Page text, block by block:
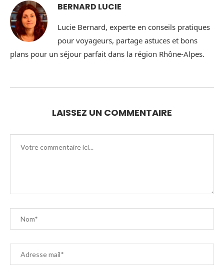
BERNARD LUCIE
Lucie Bernard, experte en conseils pratiques
pour voyageurs, partage astuces et bons
plans pour un séjour parfait dans la région Rhône-Alpes.
LAISSEZ UN COMMENTAIRE